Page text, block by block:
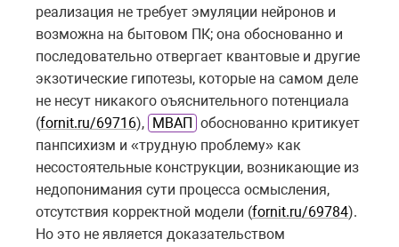
реализация не требует эмуляции нейронов и
возможна на бытовом ПК; она обоснованно и
последовательно отвергает квантовые и другие
экзотические гипотезы, которые на самом деле
не несут никакого оъяснительного потенциала
(fornit.ru/69716), МВАП обоснованно критикует
панпсихизм и «трудную проблему» как
несостоятельные конструкции, возникающие из
недопонимания сути процесса осмысления,
отсутствия корректной модели (fornit.ru/69784).
Но это не является доказательством